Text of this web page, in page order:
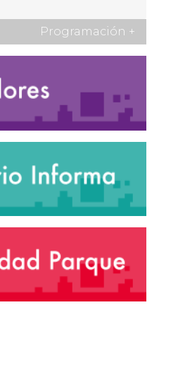
Programación +